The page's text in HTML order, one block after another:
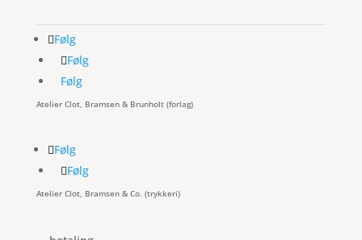
Følg
Følg
Følg
Atelier Clot, Bramsen & Brunholt (forlag)
Følg
Følg
Atelier Clot, Bramsen & Co. (trykkeri)